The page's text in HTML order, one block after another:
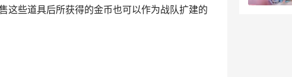
这些道具后所获得的金币也可以作为战队扩建的